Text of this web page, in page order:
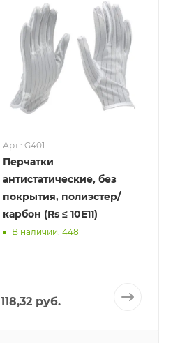
Арт.: G401
Перчатки
антистатические, без
покрытия, полиэстер/
карбон (Rs ≤ 10Е11)
В наличии: 448
118,32 руб.